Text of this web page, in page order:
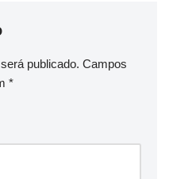
publicado. Campos
*